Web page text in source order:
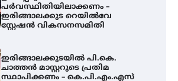
ചാത്തൻ മാസ്റ്ററുടെ പ്രതിമ
സ്ഥാപിക്കണം – കെ.പി.എം.എസ്
അമ്മന്നൂർ ചാച്ചുചാക്യാർ സ്മാരക
ഗുരുകുലത്തിലെ അഞ്ചാം
തലമുറയിലെ വിദ്യാർത്ഥിനിയായ